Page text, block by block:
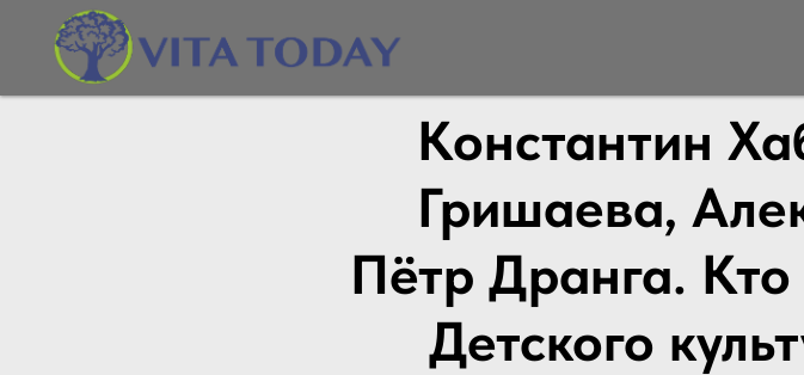
Константин
Гришаева,
Пётр Дранга. Кто
Детского